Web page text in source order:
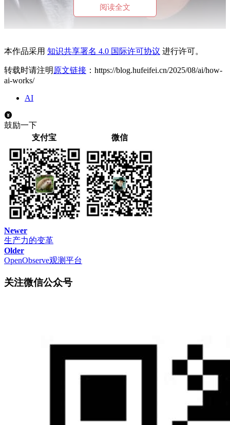
自一致性（self-consistency）和 LLM 优化等领域，在 Google
Scholar 上累计获得超过 83,000 次引用，对机器学习和 AI 领
域贡献显著。
此外，他还共同创办了语言建模大会（CoLM），并担任 2024
Award 和 WSDM Test of Time Award，并在 KDD 2023 等活动
中发表主题演讲。他常在斯坦福、哈佛等大学进行邀请讲座，
分享关于 LLM 的观点。
他参与教学的 CS25 《Transformers United V5》课程，目前已
是斯坦福大学最热门、最具研讨性的课程之一，汇聚了
Geoffrey Hinton、Ashish Vaswani 和 Andrej Karpathy 等我们耳
熟能详的 AI 顶尖研究人员。该课程在斯坦福大学内外都广受
欢迎，YouTube 上的观看次数更是高达数百万。每个星期，人
们在课上都会深入探讨人工智能领域的最新突破，从 GPT 等
大型语言模型到艺术、生物和机器人领域的应用。
课程页面：https://web.stanford.edu/class/cs25/
接下来，让我们看看 AI 领域的顶级学者是如何解读大模型
阅读全文
本作品采用 知识共享署名 4.0 国际许可协议 进行许可。
转载时请注明 原文链接 ：https://blog.hufeifei.cn/2025/08/ai/how-
ai-works/
AI
鼓励一下
支付宝
微信
Newer
生产力的变革
Older
OpenObserve观测平台
关注微信公众号